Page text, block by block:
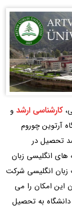
کارشناسی ارشد و
آرتوین چوروم
تحصیل در
های انگلیسی زبان
زبان انگلیسی شرکت
این امکان را می
به تحصیل